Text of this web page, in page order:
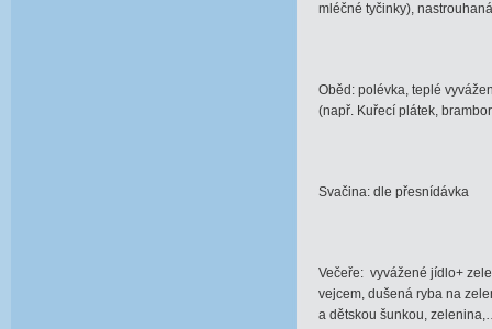
mléčné tyčinky),
Oběd: polévka, teplé
(např. Kuřecí plátek,
Svačina: dle přesnídávka
Večeře: vyvážené jídlo+
vejcem, dušená ryba na
a dětskou šunkou,